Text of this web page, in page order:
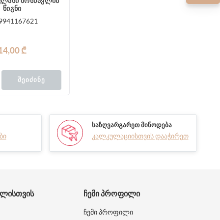
წიგნი
₾
ᲨᲔᲘᲫᲘᲜᲔ
ᲡᲐᲖᲦᲕᲐᲠᲒᲐᲠᲔᲗ ᲛᲘᲬᲝᲓᲔᲑᲐ
კალკულაციისთვის დააჭირეთ
ᲩᲔᲛᲘ ᲞᲠᲝᲤᲘᲚᲘ
ჩემი პროფილი